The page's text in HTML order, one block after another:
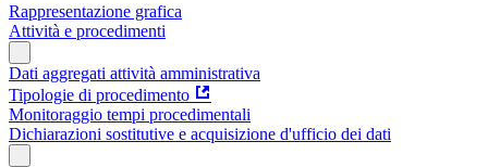
Rappresentazione grafica
Attività e procedimenti
Dati aggregati attività amministrativa
Tipologie di procedimento
Monitoraggio tempi procedimentali
Dichiarazioni sostitutive e acquisizione d'ufficio dei dati